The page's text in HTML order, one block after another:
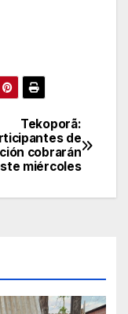
Tekoporã:
de
cobrarán
miércoles